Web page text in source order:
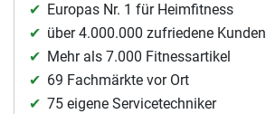
Europas Nr. 1 für Heimfitness
über 4.000.000 zufriedene Kunden
Mehr als 7.000 Fitnessartikel
69 Fachmärkte vor Ort
75 eigene Servicetechniker